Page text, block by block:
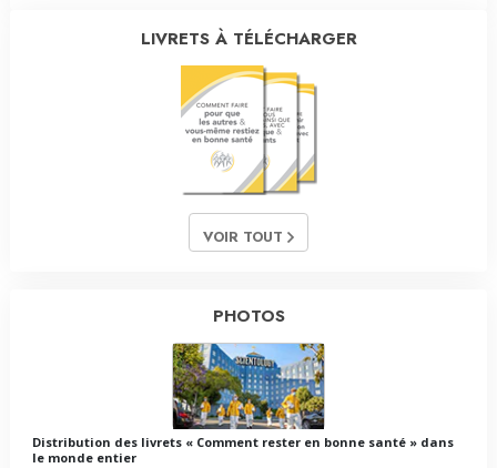
LIVRETS À TÉLÉCHARGER
VOIR TOUT
PHOTOS
Distribution des livrets « Comment rester en bonne santé » dans
le monde entier